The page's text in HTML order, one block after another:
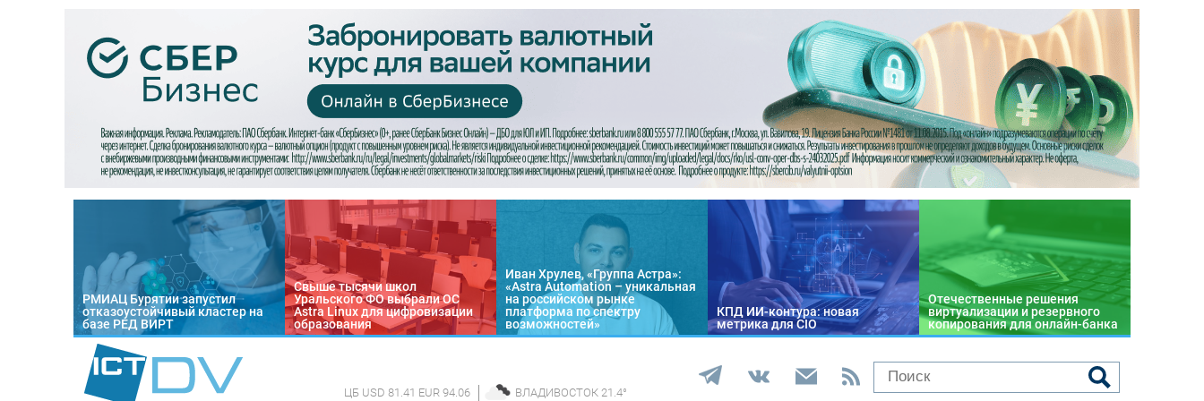
РМИАЦ Бурятии запустил
отказоустойчивый кластер на
базе РЕД ВИРТ
Свыше тысячи школ
Уральского ФО выбрали ОС
Astra Linux для цифровизации
образования
Иван Хрулев, «Группа Астра»:
«Astra Automation – уникальная
на российском рынке
платформа по спектру
возможностей»
КПД ИИ-контура: новая
метрика для CIO
Отечественные решения
виртуализации и резервного
копирования для онлайн-банка
ЦБ USD 81.41 EUR 94.06 ВЛАДИВОСТОК 21.4°